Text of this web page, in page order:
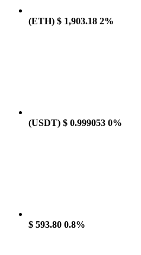
(ETH) $ 1,903.18 2%
(USDT) $ 0.999053 0%
$ 593.80 0.8%